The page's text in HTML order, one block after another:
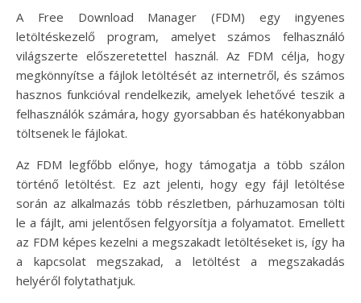
A Free Download Manager (FDM) egy ingyenes
letöltéskezelő program, amelyet számos felhasználó
világszerte előszeretettel használ. Az FDM célja, hogy
megkönnyítse a fájlok letöltését az internetről, és számos
hasznos funkcióval rendelkezik, amelyek lehetővé teszik a
felhasználók számára, hogy gyorsabban és hatékonyabban
töltsenek le fájlokat.
Az FDM legfőbb előnye, hogy támogatja a több szálon
történő letöltést. Ez azt jelenti, hogy egy fájl letöltése
során az alkalmazás több részletben, párhuzamosan tölti
le a fájlt, ami jelentősen felgyorsítja a folyamatot. Emellett
az FDM képes kezelni a megszakadt letöltéseket is, így ha
a kapcsolat megszakad, a letöltést a megszakadás
helyéről folytathatjuk.